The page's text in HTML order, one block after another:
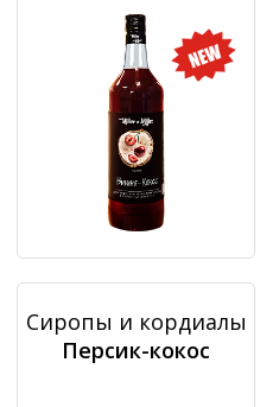
Сиропы и кордиалы
Персик-кокос